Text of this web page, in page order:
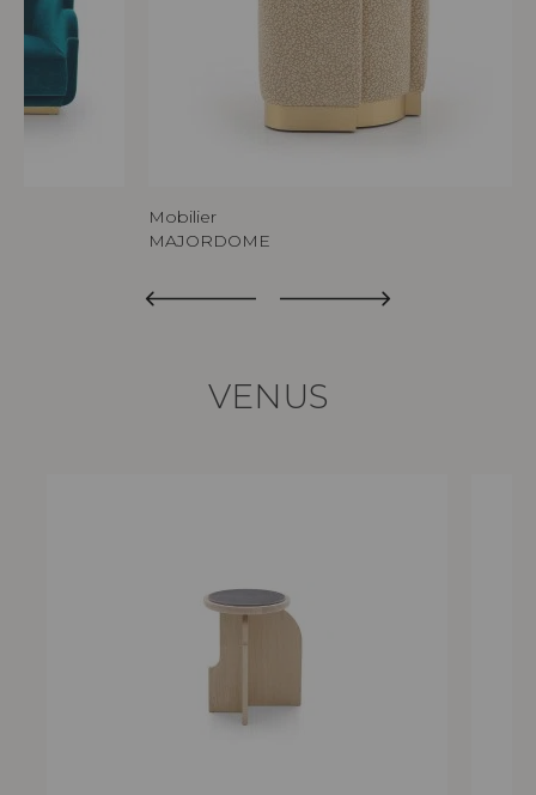
Mobilier
MAJORDOME
VENUS